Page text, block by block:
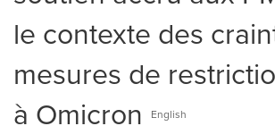
le contexte des
mesures de
à Omicron
English